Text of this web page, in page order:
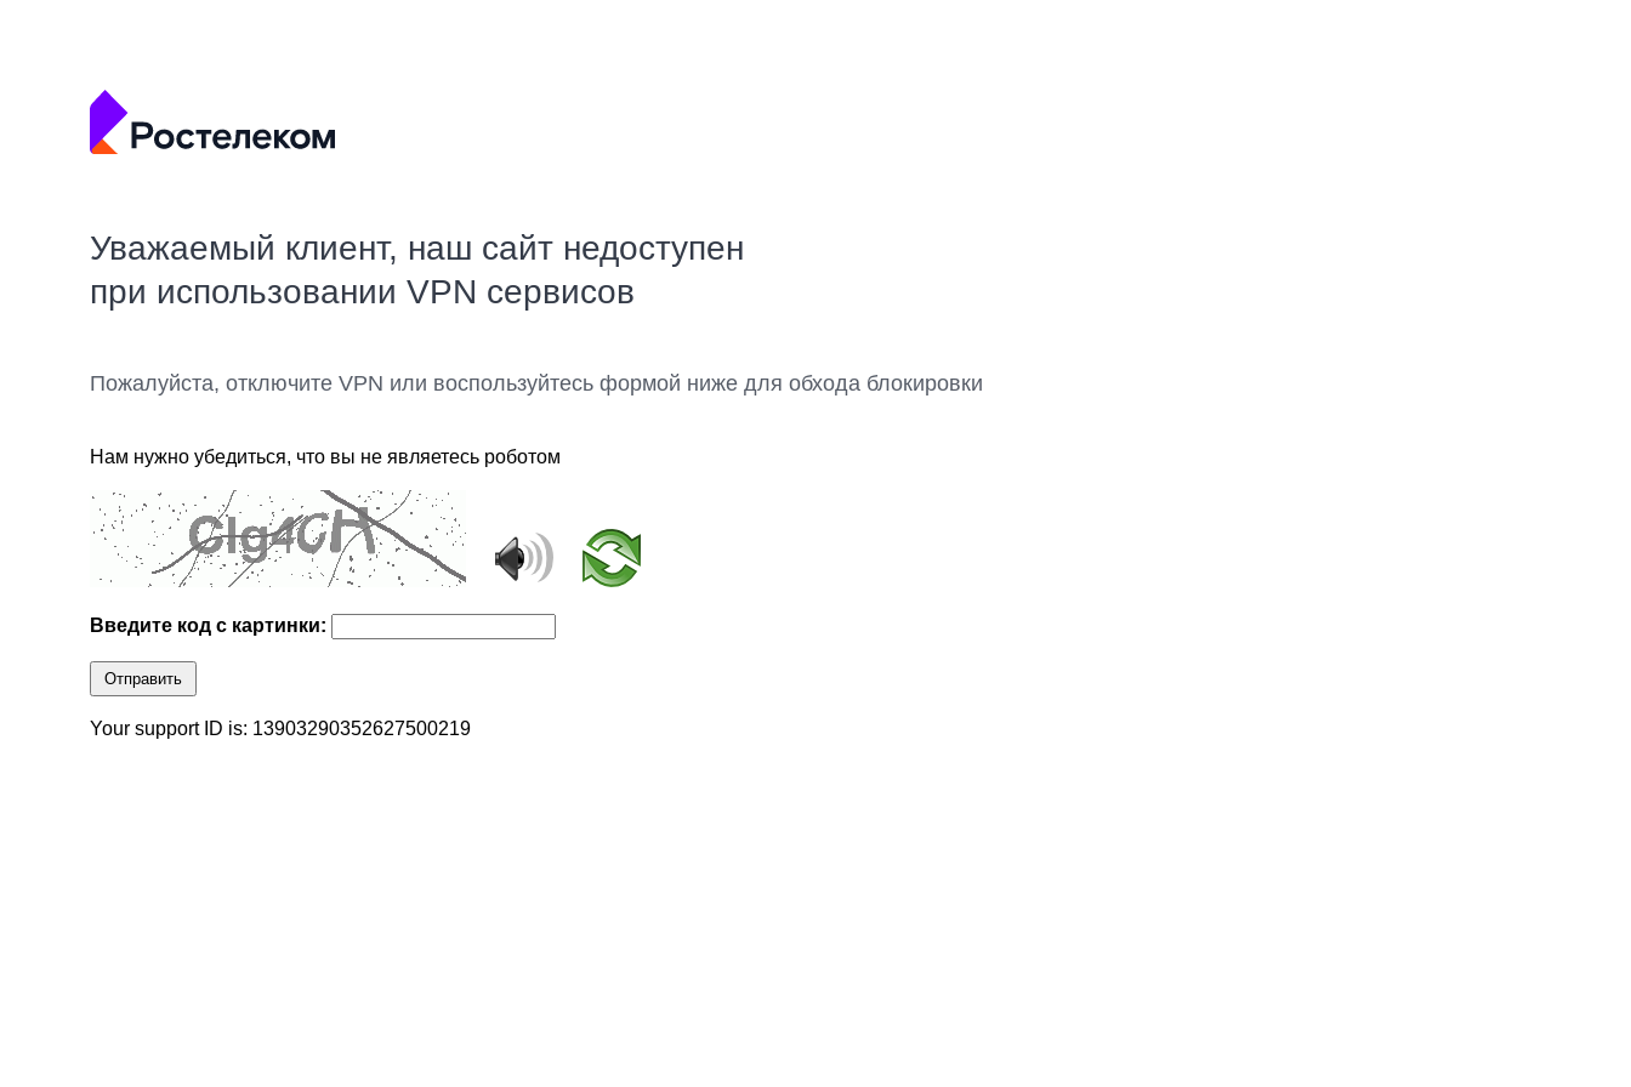
Уважаемый клиент, наш сайт недоступен
при использовании VPN сервисов
Пожалуйста, отключите VPN или воспользуйтесь формой ниже для обхода блокировки
Нам нужно убедиться, что вы не являетесь роботом
Введите код с картинки:
Отправить
Your support ID is: 13903290352627500219